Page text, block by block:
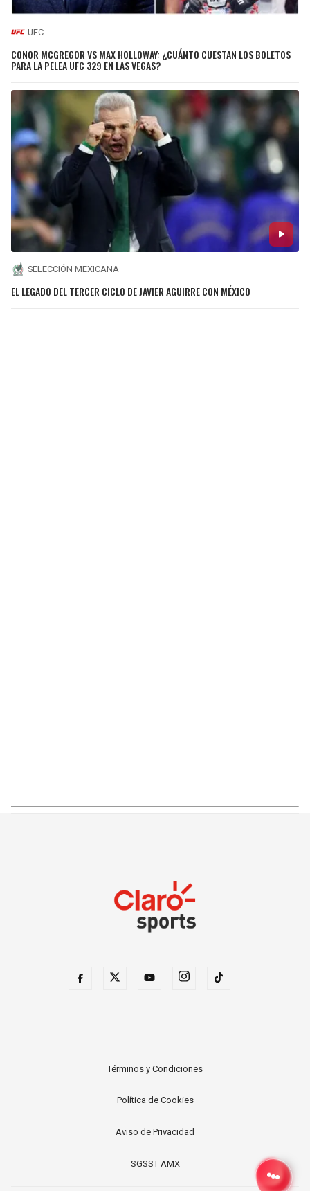
UFC
CONOR MCGREGOR VS MAX HOLLOWAY: ¿CUÁNTO CUESTAN LOS BOLETOS
PARA LA PELEA UFC 329 EN LAS VEGAS?
SELECCIÓN MEXICANA
EL LEGADO DEL TERCER CICLO DE JAVIER AGUIRRE CON MÉXICO
Términos y Condiciones
Política de Cookies
Aviso de Privacidad
SGSST AMX